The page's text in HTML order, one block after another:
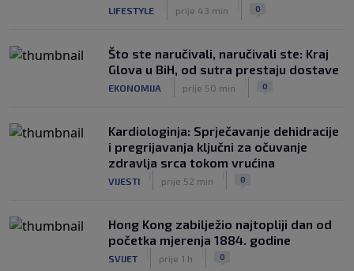
LIFESTYLE prije 43 min 0
Što ste naručivali, naručivali ste: Kraj
Glova u BiH, od sutra prestaju dostave
EKONOMIJA prije 50 min 0
Kardiologinja: Sprječavanje dehidracije
i pregrijavanja ključni za očuvanje
zdravlja srca tokom vrućina
VIJESTI prije 52 min 0
Hong Kong zabilježio najtopliji dan od
početka mjerenja 1884. godine
SVIJET prije 1 h 0